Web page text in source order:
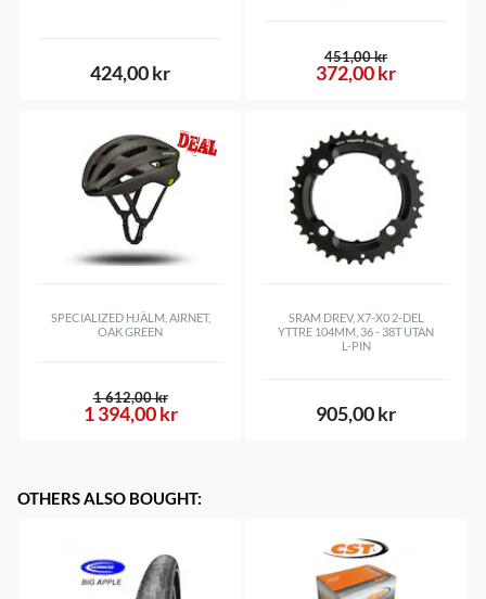
424,00 kr 372,00 kr
451,00 kr
SPECIALIZED HJÄLM, AIRNET,
OAK GREEN
1 394,00 kr
1 612,00 kr
SRAM DREV, X7-X0 2-DEL
YTTRE 104MM, 36 - 38T UTAN
L-PIN
905,00 kr
OTHERS ALSO BOUGHT: